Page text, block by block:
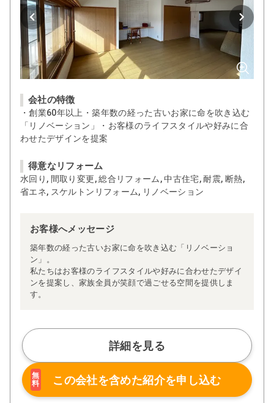
会社の特徴
・創業60年以上・築年数の経った古いお家に命を吹き込む
「リノベーション」・お客様のライフスタイルや好みに合
わせたデザインを提案
得意なリフォーム
水回り, 間取り変更, 総合リフォーム, 中古住宅, 耐震, 断熱,
省エネ, スケルトンリフォーム, リノベーション
お客様へメッセージ
築年数の経った古いお家に命を吹き込む「リノベーショ
ン」。
私たちはお客様のライフスタイルや好みに合わせたデザイ
ンを提案し、家族全員が笑顔で過ごせる空間を提供しま
す。
詳細を見る
無
料
この会社を含めた紹介を申し込む